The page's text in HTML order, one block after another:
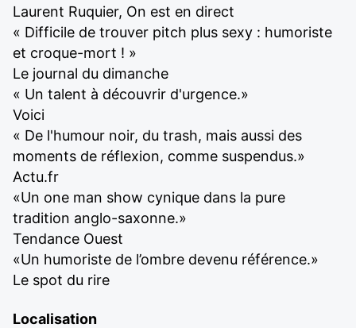
Laurent Ruquier, On est en direct
« Difficile de trouver pitch plus sexy : humoriste
et croque-mort ! »
Le journal du dimanche
« Un talent à découvrir d'urgence.»
Voici
« De l'humour noir, du trash, mais aussi des
moments de réflexion, comme suspendus.»
Actu.fr
«Un one man show cynique dans la pure
tradition anglo-saxonne.»
Tendance Ouest
«Un humoriste de l’ombre devenu référence.»
Le spot du rire
Localisation